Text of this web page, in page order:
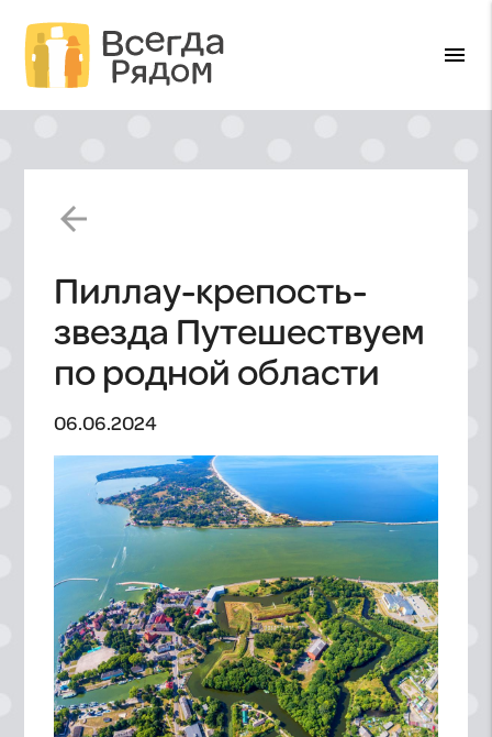
menu
arrow_back
Пиллау-крепость-
звезда Путешествуем
по родной области
06.06.2024